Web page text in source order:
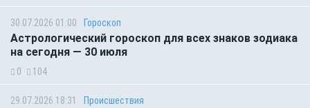
30.07.2026 01:00 Гороскоп
Астрологический гороскоп для всех знаков зодиака
на сегодня — 30 июля
0 104
29.07.2026 18:31 Происшествия